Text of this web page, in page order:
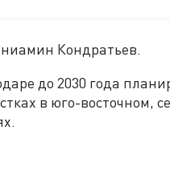
Кондратьев.
до 2030 года
в юго-восточном,